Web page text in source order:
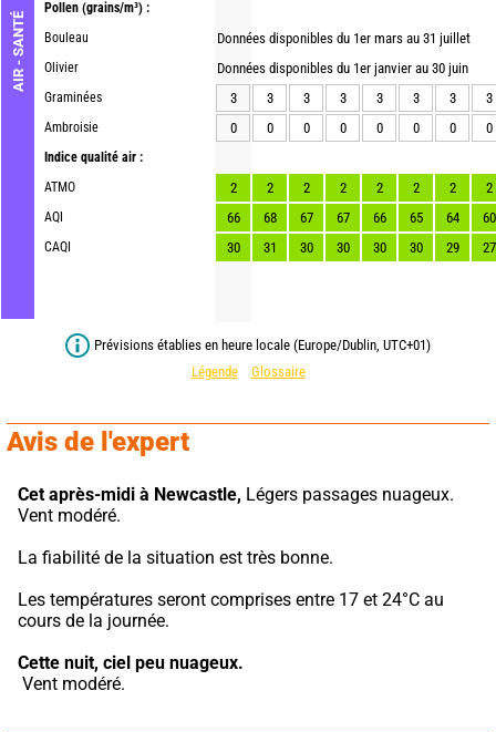
AIR - SANTÉ
Pollen (grains/m³) :
Bouleau
Olivier
Graminées
Ambroisie
Indice qualité air :
ATMO
AQI
CAQI
Données disponibles du 1er mars au 31 juillet
Données disponibles du 1er janvier au 30 juin
3
3 3 3 3 3 3
3
0
0 0 0 0 0 0 0
2 2 2 2 2 2 2
2
66
68 67 67 66 65 64
60
30
31 30 30 30 30 29 27
Prévisions établies en heure locale (Europe/Dublin, UTC+01)
Légende
Glossaire
Avis de l'expert
Cet après-midi à Newcastle, Légers passages nuageux.
Vent modéré.
La fiabilité de la situation est très bonne.
Les températures seront comprises entre 17 et 24°C au
cours de la journée.
Cette nuit, ciel peu nuageux.
Vent modéré.